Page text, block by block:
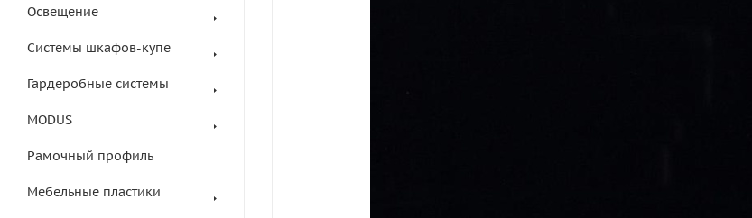
Освещение
Системы шкафов-купе
Гардеробные системы
MODUS
Рамочный профиль
Мебельные пластики